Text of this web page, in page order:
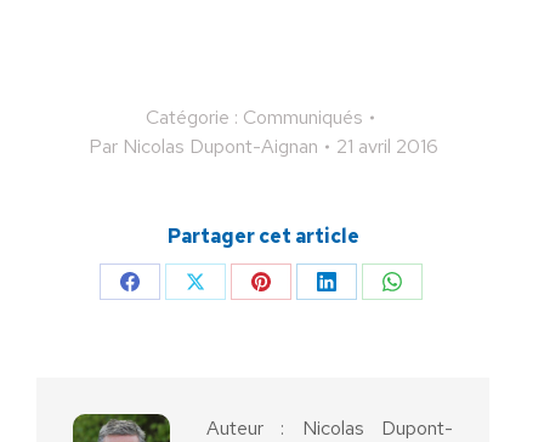
Catégorie : Communiqués
Par Nicolas Dupont-Aignan 21 avril 2016
Partager cet article
PartagerPartagerPartagerPartagerPartager
Auteur : Nicolas Dupont-